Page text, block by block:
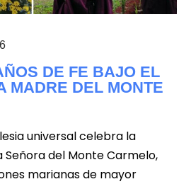
DE FE BAJO EL
MADRE DEL MONTE
universal celebra la
del Monte Carmelo,
marianas de mayor